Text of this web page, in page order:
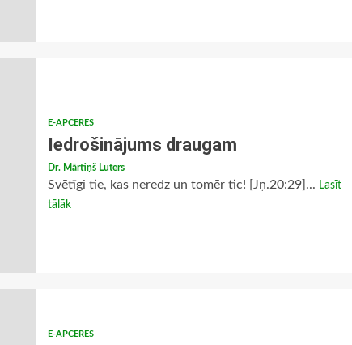
E-APCERES
Iedrošinājums draugam
Dr. Mārtiņš Luters
Svētīgi tie, kas neredz un tomēr tic! [Jņ.20:29]... Lasīt
tālāk
E-APCERES